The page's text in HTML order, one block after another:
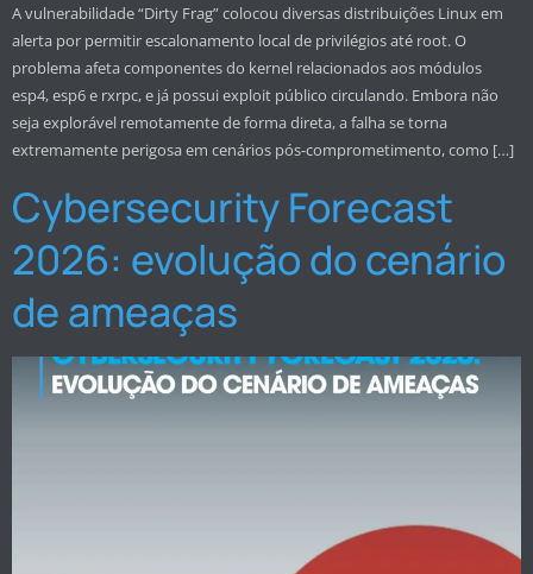
A vulnerabilidade “Dirty Frag” colocou diversas distribuições Linux em
alerta por permitir escalonamento local de privilégios até root. O
problema afeta componentes do kernel relacionados aos módulos
esp4, esp6 e rxrpc, e já possui exploit público circulando. Embora não
seja explorável remotamente de forma direta, a falha se torna
extremamente perigosa em cenários pós-comprometimento, como […]
Cybersecurity Forecast
2026: evolução do cenário
de ameaças